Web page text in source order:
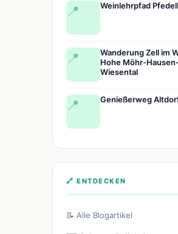
📍 Weinlehrpfad
📍
Wanderung Zell im
Hohe Möhr-
Wiesental
📍 Genießerweg
🔗 ENTDECKEN
📝 Alle Blogartikel